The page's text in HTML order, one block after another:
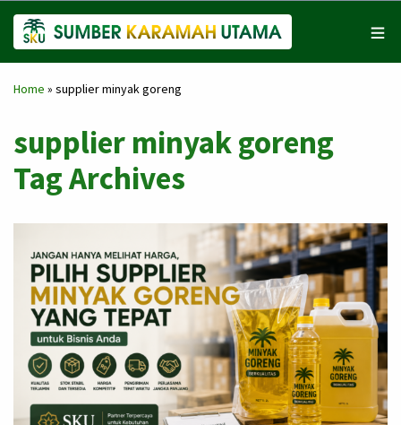
Home » supplier minyak goreng
supplier minyak goreng
Tag Archives